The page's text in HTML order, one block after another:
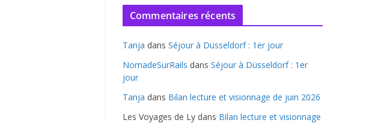
Commentaires récents
Tanja dans Séjour à Düsseldorf : 1er jour
NomadeSurRails dans Séjour à Düsseldorf : 1er
jour
Tanja dans Bilan lecture et visionnage de juin 2026
Les Voyages de Ly dans Bilan lecture et visionnage